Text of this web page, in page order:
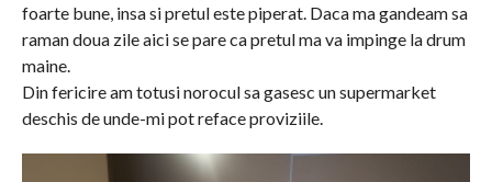
foarte bune, insa si pretul este piperat. Daca ma gandeam sa
raman doua zile aici se pare ca pretul ma va impinge la drum
maine.
Din fericire am totusi norocul sa gasesc un supermarket
deschis de unde-mi pot reface proviziile.